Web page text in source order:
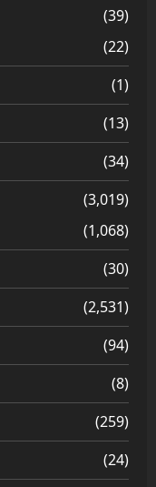
(39)
(22)
(1)
(13)
(34)
(3,019)
(1,068)
(30)
(2,531)
(94)
(8)
(259)
(24)